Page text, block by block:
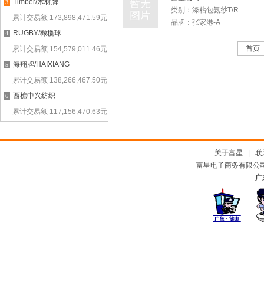
3
Timber/木材牌
累计交易额 173,898,471.59元
4
RUGBY/橄榄球
累计交易额 154,579,011.46元
5
海翔牌/HAIXIANG
累计交易额 138,266,467.50元
6
西樵中兴纺织
累计交易额 117,156,470.63元
类别： 涤粘包氨纱T/R
品牌： 张家港-A
首页
关于富星
联
富星电子商务有限公